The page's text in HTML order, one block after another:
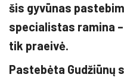
šis gyvūnas
specialistas ramina
tik praeivė.
Pastebėta Gudžiūnų